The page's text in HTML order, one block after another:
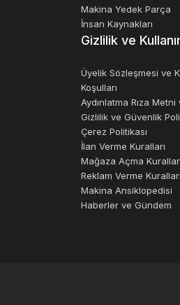
Makina Yedek Parça
İnsan Kaynakları
Gizlilik ve
Üyelik Sözleşmesi ve
Koşulları
Aydınlatma Rıza Metni
Gizlilik ve Güvenlik
Çerez Politikası
İlan Verme Kuralları
Mağaza Açma
Reklam Verme Kuralları
Makina Ansiklopedisi
Haberler ve Gündem